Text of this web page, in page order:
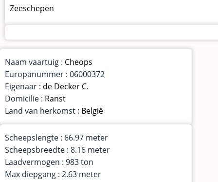
Zeeschepen
Naam vaartuig : Cheops
Europanummer : 06000372
Eigenaar : de Decker C.
Domicilie : Ranst
Land van herkomst : België
Scheepslengte : 66.97 meter
Scheepsbreedte : 8.16 meter
Laadvermogen : 983 ton
Max diepgang : 2.63 meter